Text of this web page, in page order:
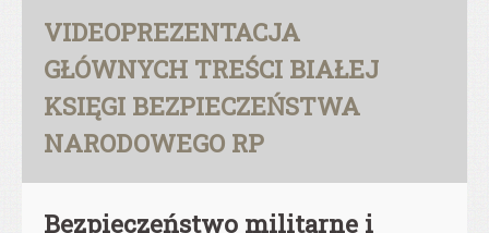
VIDEOPREZENTACJA
GŁÓWNYCH TREŚCI BIAŁEJ
KSIĘGI BEZPIECZEŃSTWA
NARODOWEGO RP
Bezpieczeństwo militarne i